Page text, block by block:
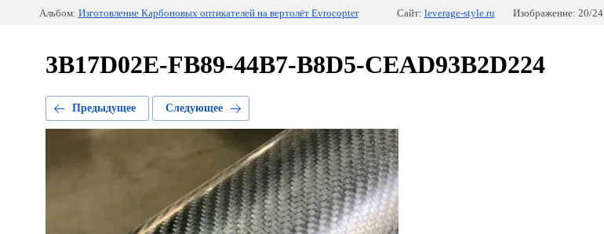
Альбом: Изготовление Карбоновых оптикателей на вертолёт Evrocopter Сайт: leverage-style.ru Изображение: 20/24
3B17D02E-FB89-44B7-B8D5-CEAD93B2D224
Предыдущее Следующее